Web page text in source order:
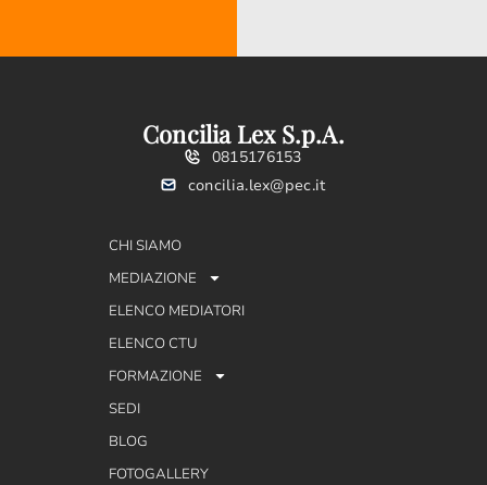
Concilia Lex S.p.A.
0815176153
concilia.lex@pec.it
CHI SIAMO
MEDIAZIONE
ELENCO MEDIATORI
ELENCO CTU
FORMAZIONE
SEDI
BLOG
FOTOGALLERY